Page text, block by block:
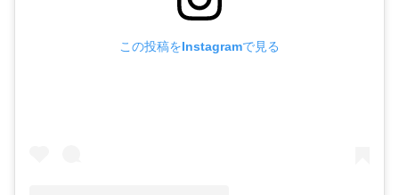
この投稿をInstagramで見る